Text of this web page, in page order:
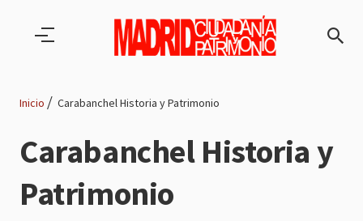
Ruta
de
navegación
Inicio Carabanchel Historia y Patrimonio
Carabanchel Historia y
Patrimonio